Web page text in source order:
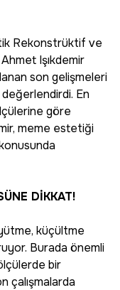
Rekonstrüktif ve
Işıkdemir
son gelişmeleri
En
göre
meme estetiği
DİKKAT!
küçültme
Burada önemli
bir
çalışmalarda